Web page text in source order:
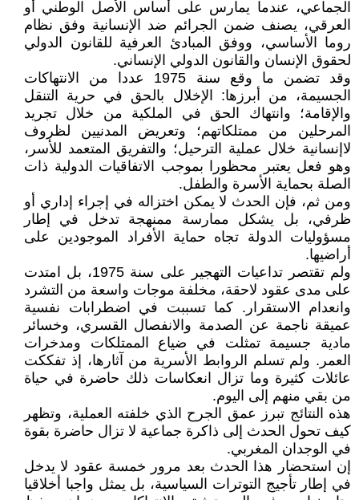
الجماعي، عندما يمارس على أساس الأصل الوطني أو
العرقي، يصنف ضمن الجرائم ضد الإنسانية وفق نظام
روما الأساسي، ووفق المبادئ العرفية للقانون الدولي
لحقوق الإنسان والقانون الدولي الإنساني.
وقد تضمن ما وقع سنة 1975 عددا من الانتهاكات
الجسيمة، من أبرزها: الإخلال بالحق في حرية التنقل
والإقامة؛ وانتهاك الحق في الملكية من خلال تجريد
المرحلين من ممتلكاتهم؛ وتعريض المدنيين لظروف
لاإنسانية خلال عملية الترحيل؛ والتفريق المتعمد للأسر،
وهو فعل يعتبر محظورا بموجب الاتفاقيات الدولية ذات
الصلة بحماية الأسرة والطفل.
ومن ثم، فإن الحدث لا يمكن اختزاله في إجراء إداري أو
ظرفي، بل يشكل ممارسة ممنهجة تدخل في إطار
مسؤوليات الدولة تجاه حماية الأفراد الموجودين على
أراضيها.
ولم تقتصر تداعيات التهجير على سنة 1975، بل امتدت
على مدى عقود لاحقة، مخلفة موجات واسعة من التشرد
وانعدام الاستقرار. كما تسببت في اضطرابات نفسية
عميقة ناجمة عن الصدمة والانفصال القسري، وخسائر
مادية جسيمة تمثلت في ضياع الممتلكات ومدخرات
العمر. ولم تسلم الروابط الأسرية من آثارها، إذ تفككت
عائلات كثيرة وما تزال انعكاسات ذلك حاضرة في حياة
من بقي منهم إلى اليوم.
هذه النتائج تبرز عمق الجرح الذي خلفته العملية، وتظهر
كيف تحول الحدث إلى ذاكرة جماعية لا تزال حاضرة بقوة
في الوجدان المغربي.
إن استحضار هذا الحدث بعد مرور خمسة عقود لا يدخل
في إطار تأجيج التوترات السياسية، بل يمثل واجبا أخلاقيا